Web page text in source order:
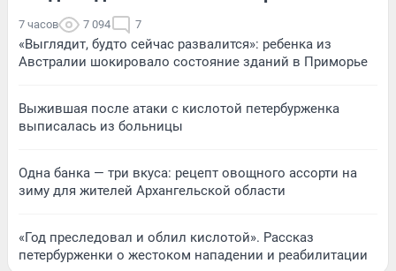
7 часов 7 094 7
«Выглядит, будто сейчас развалится»: ребенка из
Австралии шокировало состояние зданий в Приморье
Выжившая после атаки с кислотой петербурженка
выписалась из больницы
Одна банка — три вкуса: рецепт овощного ассорти на
зиму для жителей Архангельской области
«Год преследовал и облил кислотой». Рассказ
петербурженки о жестоком нападении и реабилитации